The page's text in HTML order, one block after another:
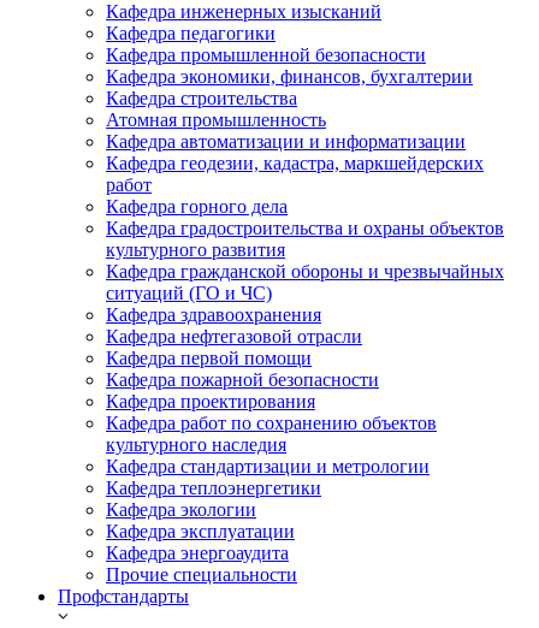
Кафедра инженерных изысканий
Кафедра педагогики
Кафедра промышленной безопасности
Кафедра экономики, финансов, бухгалтерии
Кафедра строительства
Атомная промышленность
Кафедра автоматизации и информатизации
Кафедра геодезии, кадастра, маркшейдерских
работ
Кафедра горного дела
Кафедра градостроительства и охраны объектов
культурного развития
Кафедра гражданской обороны и чрезвычайных
ситуаций (ГО и ЧС)
Кафедра здравоохранения
Кафедра нефтегазовой отрасли
Кафедра первой помощи
Кафедра пожарной безопасности
Кафедра проектирования
Кафедра работ по сохранению объектов
культурного наследия
Кафедра стандартизации и метрологии
Кафедра теплоэнергетики
Кафедра экологии
Кафедра эксплуатации
Кафедра энергоаудита
Прочие специальности
Профстандарты